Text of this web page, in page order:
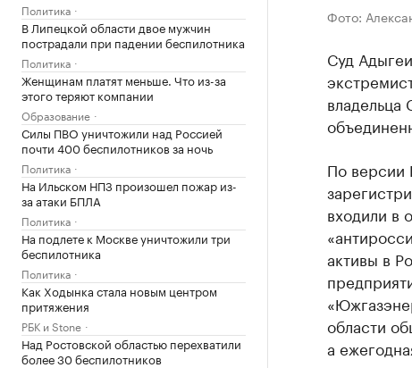
Политика
В Липецкой области двое мужчин
пострадали при падении беспилотника
Политика
Женщинам платят меньше. Что из-за
этого теряют компании
Образование
Силы ПВО уничтожили над Россией
почти 400 беспилотников за ночь
Политика
На Ильском НПЗ произошел пожар из-
за атаки БПЛА
Политика
На подлете к Москве уничтожили три
беспилотника
Политика
Как Ходынка стала новым центром
притяжения
РБК и Stone
Над Ростовской областью перехватили
более 30 беспилотников
Фото:
Суд
По версии
входили в
активы в
области
а